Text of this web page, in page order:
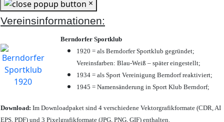
×
Vereinsinformationen:
Berndorfer Sportklub
1920 = als Berndorfer Sportklub gegründet;
Vereinsfarben: Blau-Weiß – später eingestellt;
1934 = als Sport Vereinigung Berndorf reaktiviert;
1945 = Namensänderung in Sport Klub Berndorf;
Download: Im Downloadpaket sind 4 verschiedene Vektorgrafikformate (CDR, AI
EPS, PDF) und 3 Pixelgrafikformate (JPG, PNG, GIF) enthalten.